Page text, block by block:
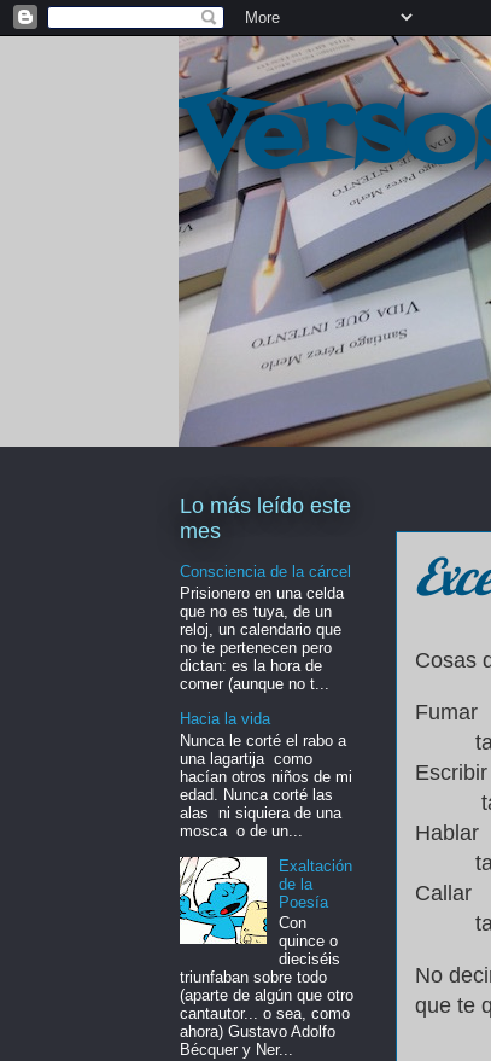
Cosas
Fumar
Escribir
Hablar
Callar
No
que te
Lo más leído este
mes
Consciencia de la cárcel
Prisionero en una celda
que no es tuya, de un
reloj, un calendario que
no te pertenecen pero
dictan: es la hora de
comer (aunque no t...
Hacia la vida
Nunca le corté el rabo a
una lagartija como
hacían otros niños de mi
edad. Nunca corté las
alas ni siquiera de una
mosca o de un...
Exaltación
de la
Poesía
Con
quince o
dieciséis
triunfaban sobre todo
(aparte de algún que otro
cantautor... o sea, como
ahora) Gustavo Adolfo
Bécquer y Ner...